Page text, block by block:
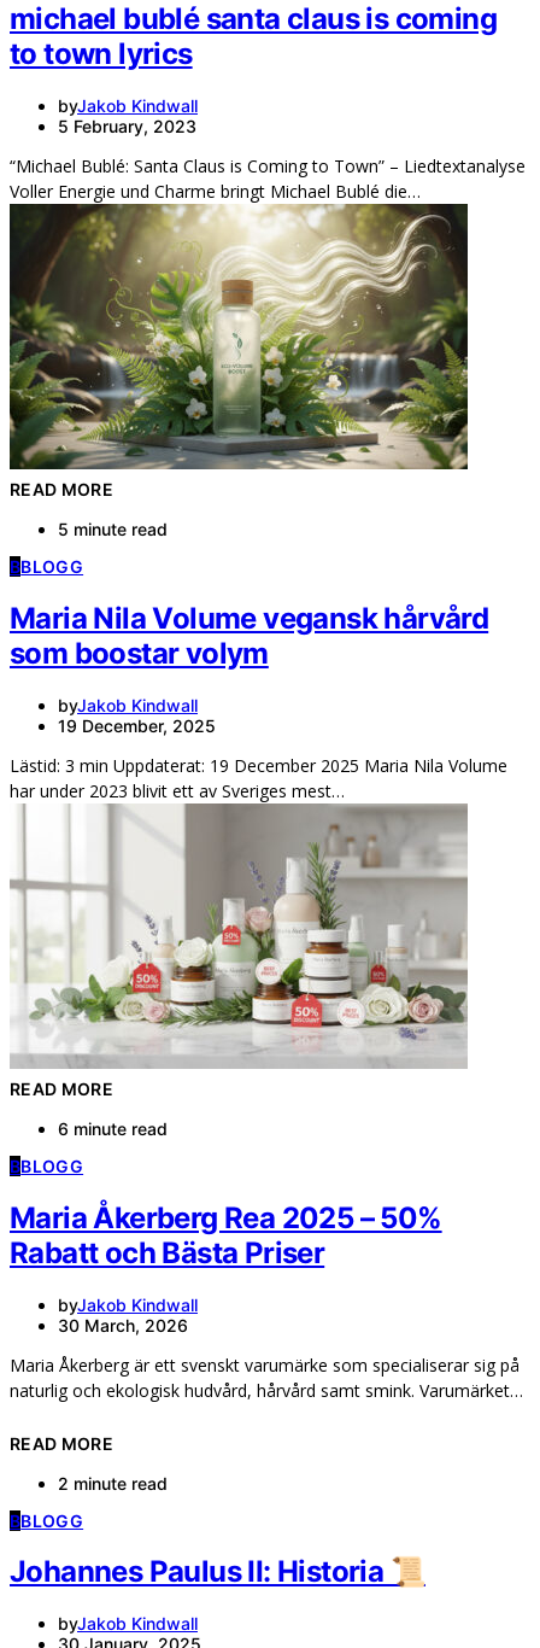
michael bublé santa claus is coming
to town lyrics
byJakob Kindwall
5 February, 2023
“Michael Bublé: Santa Claus is Coming to Town” – Liedtextanalyse
Voller Energie und Charme bringt Michael Bublé die…
READ MORE
5 minute read
BBLOGG
Maria Nila Volume vegansk hårvård
som boostar volym
byJakob Kindwall
19 December, 2025
Lästid: 3 min Uppdaterat: 19 December 2025 Maria Nila Volume
har under 2023 blivit ett av Sveriges mest…
READ MORE
6 minute read
BBLOGG
Maria Åkerberg Rea 2025 – 50%
Rabatt och Bästa Priser
byJakob Kindwall
30 March, 2026
Maria Åkerberg är ett svenskt varumärke som specialiserar sig på
naturlig och ekologisk hudvård, hårvård samt smink. Varumärket…
READ MORE
2 minute read
BBLOGG
Johannes Paulus II: Historia 📜
byJakob Kindwall